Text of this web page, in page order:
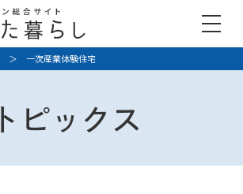
＞ 一次産業体験住宅
トピックス